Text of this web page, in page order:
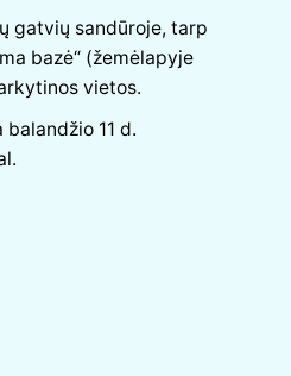
gatvių sandūroje, tarp
bazė“ (žemėlapyje
vietos.
11 d.